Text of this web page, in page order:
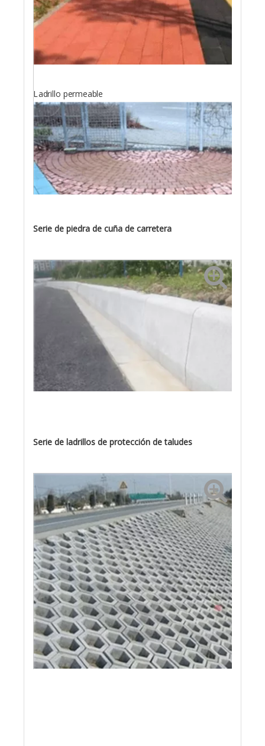
Ladrillo permeable
Ladrillo Antiguo
Ladrillo de pavimento
Serie de piedra de cuña de carretera
Piedra de cuña de carretera
Serie de ladrillos de protección de taludes